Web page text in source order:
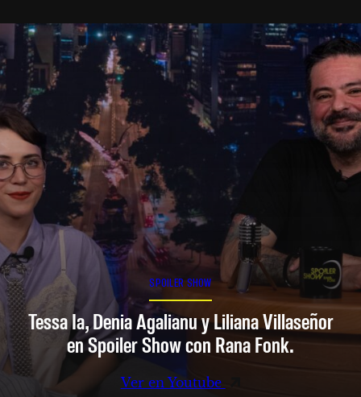
SPOILER SHOW
Tessa Ia, Denia Agalianu y Liliana Villaseñor
en Spoiler Show con Rana Fonk.
Ver en Youtube